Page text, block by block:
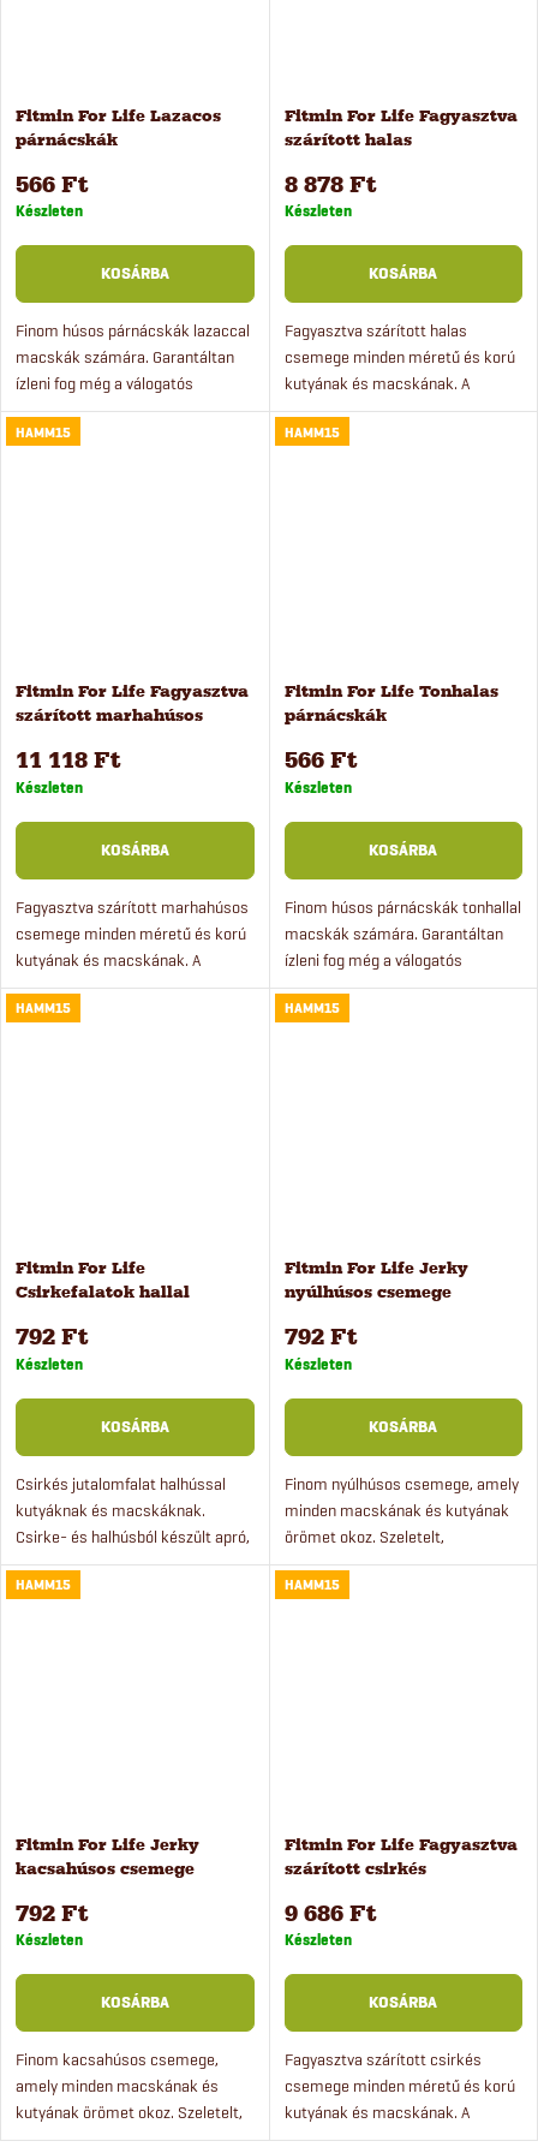
Fitmin For Life Lazacos
párnácskák
566 Ft
Készleten
KOSÁRBA
Finom húsos párnácskák lazaccal
macskák számára. Garantáltan
ízleni fog még a válogatós
macskáknak is.
Fitmin For Life Fagyasztva
szárított halas
macskáknak 10 db
8 878 Ft
Készleten
KOSÁRBA
Fagyasztva szárított halas
csemege minden méretű és korú
kutyának és macskának. A
csemege jutalomfalatként
használható játék vagy edzés
HAMM15
Fitmin For Life Fagyasztva
szárított marhahúsos
macskáknak 10 db
11 118 Ft
Készleten
KOSÁRBA
Fagyasztva szárított marhahúsos
csemege minden méretű és korú
kutyának és macskának. A
csemege jutalomfalatként
használható játék vagy edzés
HAMM15
Fitmin For Life Tonhalas
párnácskák
566 Ft
Készleten
KOSÁRBA
Finom húsos párnácskák tonhallal
macskák számára. Garantáltan
ízleni fog még a válogatós
macskáknak is.
HAMM15
Fitmin For Life
Csirkefalatok hallal
macskáknak, 70 g
792 Ft
Készleten
KOSÁRBA
Csirkés jutalomfalat halhússal
kutyáknak és macskáknak.
Csirke- és halhúsból készült apró,
puha kockák, kifejezetten
válogatós kutyák és válogatós
HAMM15
Fitmin For Life Jerky
nyúlhúsos csemege
70 g
792 Ft
Készleten
KOSÁRBA
Finom nyúlhúsos csemege, amely
minden macskának és kutyának
örömet okoz. Szeletelt,
természetes zsírtartalmú
nyúlhús, meleg, tiszta levegőn
HAMM15
Fitmin For Life Jerky
kacsahúsos csemege
70 g
792 Ft
Készleten
KOSÁRBA
Finom kacsahúsos csemege,
amely minden macskának és
kutyának örömet okoz. Szeletelt,
természetes zsírtartalmú
HAMM15
Fitmin For Life Fagyasztva
szárított csirkés
macskáknak 10 db
9 686 Ft
Készleten
KOSÁRBA
Fagyasztva szárított csirkés
csemege minden méretű és korú
kutyának és macskának. A
csemege jutalomfalatként